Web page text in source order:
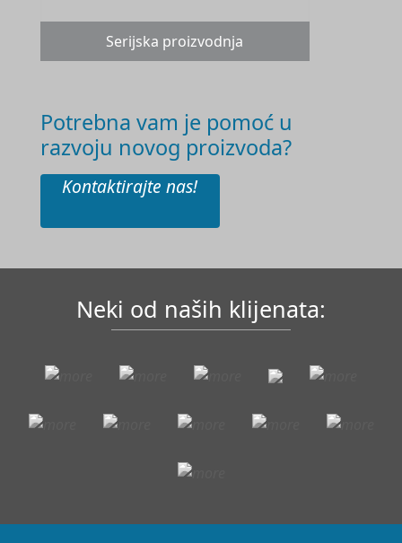
Serijska proizvodnja
Potrebna vam je pomoć u
razvoju novog proizvoda?
Kontaktirajte nas!
Neki od naših klijenata: